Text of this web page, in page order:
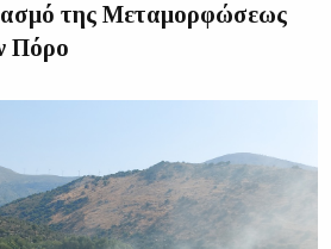
της Μεταμορφώσεως
Πόρο